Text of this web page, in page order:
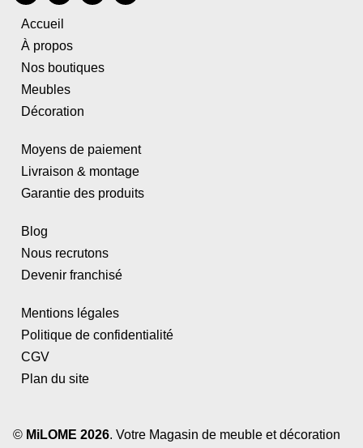
Accueil
À propos
Nos boutiques
Meubles
Décoration
Moyens de paiement
Livraison & montage
Garantie des produits
Blog
Nous recrutons
Devenir franchisé
Mentions légales
Politique de confidentialité
CGV
Plan du site
© MiLOME 2026. Votre Magasin de meuble et décoration